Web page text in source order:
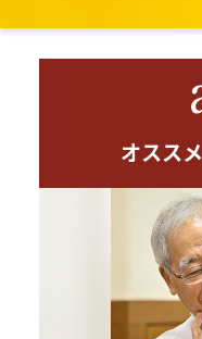
オスス